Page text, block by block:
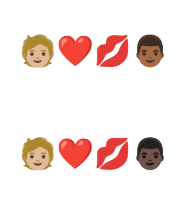
🧑🏼‍❤️‍💋‍👨🏾
🧑🏼‍❤️‍💋‍👨🏿